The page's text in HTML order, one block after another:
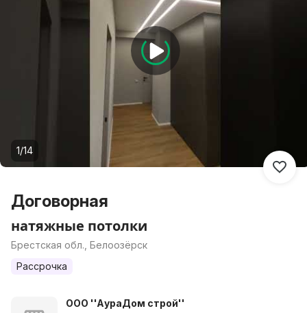
1/14
Договорная
натяжные потолки
Брестская обл., Белоозёрск
Рассрочка
OOO ''АураДом строй''